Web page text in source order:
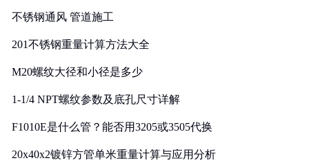
不锈钢通风 管道施工
201不锈钢重量计算方法大全
M20螺纹大径和小径是多少
1-1/4 NPT螺纹参数及底孔尺寸详解
F1010E是什么管？能否用3205或3505代换
20x40x2镀锌方管单米重量计算与应用分析